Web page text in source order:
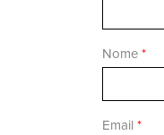
Nome *
Email *